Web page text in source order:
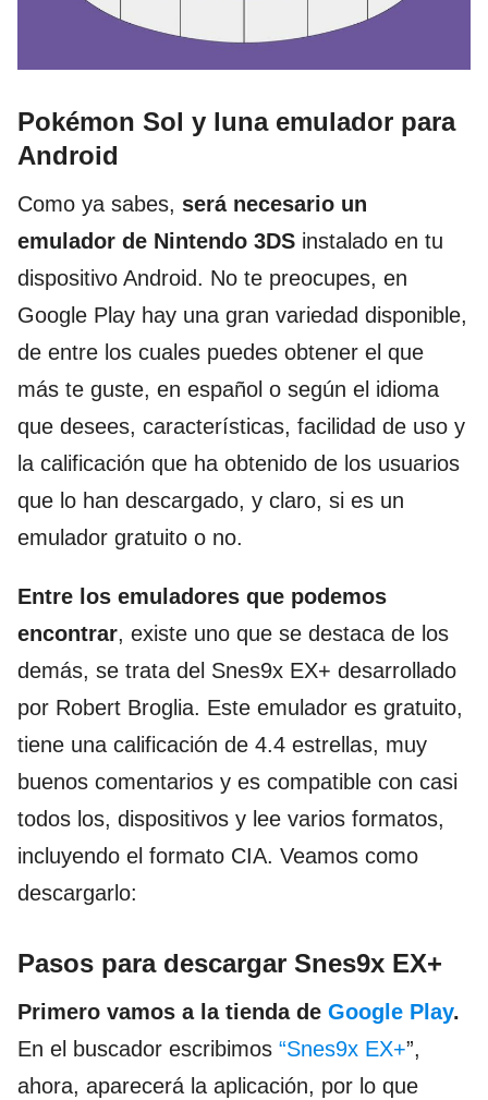
Pokémon Sol y luna emulador para
Android
Como ya sabes, será necesario un
emulador de Nintendo 3DS instalado en tu
dispositivo Android. No te preocupes, en
Google Play hay una gran variedad disponible,
de entre los cuales puedes obtener el que
más te guste, en español o según el idioma
que desees, características, facilidad de uso y
la calificación que ha obtenido de los usuarios
que lo han descargado, y claro, si es un
emulador gratuito o no.
Entre los emuladores que podemos
encontrar, existe uno que se destaca de los
demás, se trata del Snes9x EX+ desarrollado
por Robert Broglia. Este emulador es gratuito,
tiene una calificación de 4.4 estrellas, muy
buenos comentarios y es compatible con casi
todos los, dispositivos y lee varios formatos,
incluyendo el formato CIA. Veamos como
descargarlo:
Pasos para descargar Snes9x EX+
Primero vamos a la tienda de Google Play.
En el buscador escribimos “Snes9x EX+”,
ahora, aparecerá la aplicación, por lo que